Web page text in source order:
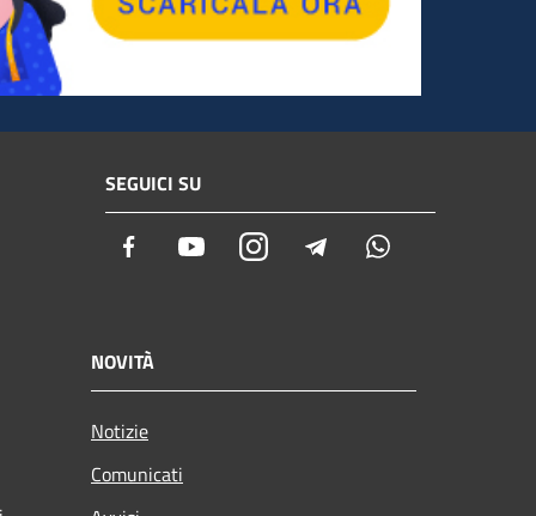
SEGUICI SU
Facebook YoutubeInstagramTelegram
NOVITÀ
Notizie
Comunicati